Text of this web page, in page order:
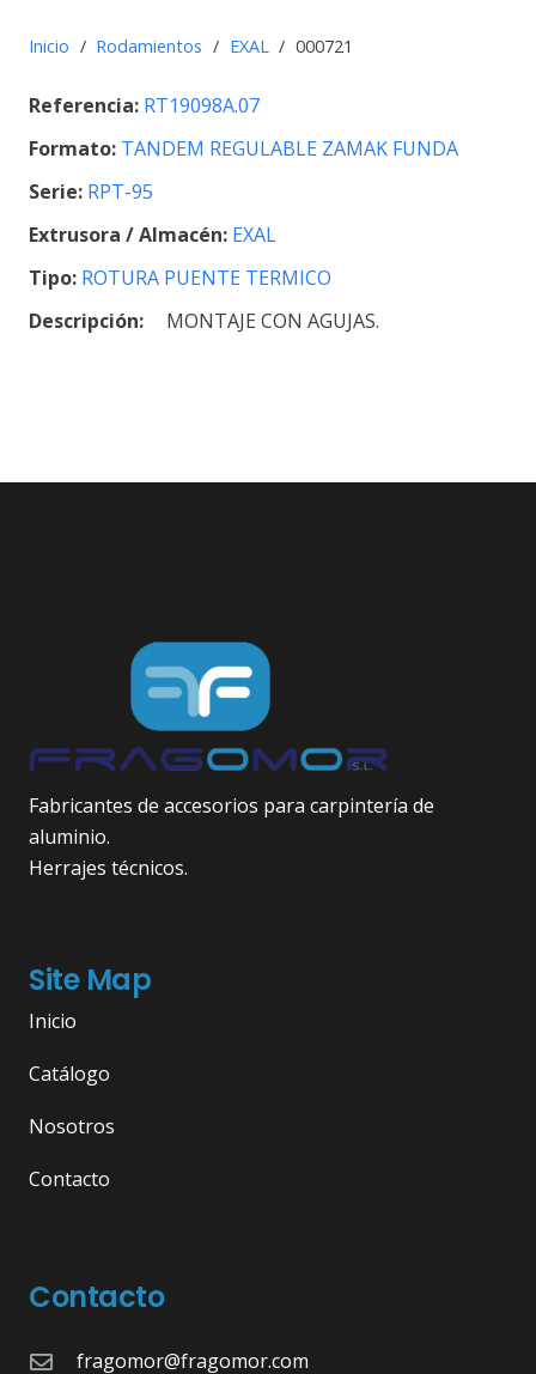
Inicio / Rodamientos / EXAL / 000721
Referencia: RT19098A.07
Formato: TANDEM REGULABLE ZAMAK FUNDA
Serie: RPT-95
Extrusora / Almacén: EXAL
Tipo: ROTURA PUENTE TERMICO
Descripción:
MONTAJE CON AGUJAS.
Fabricantes de accesorios para carpintería de
aluminio.
Herrajes técnicos.
Site Map
Inicio
Catálogo
Nosotros
Contacto
Contacto
fragomor@fragomor.com